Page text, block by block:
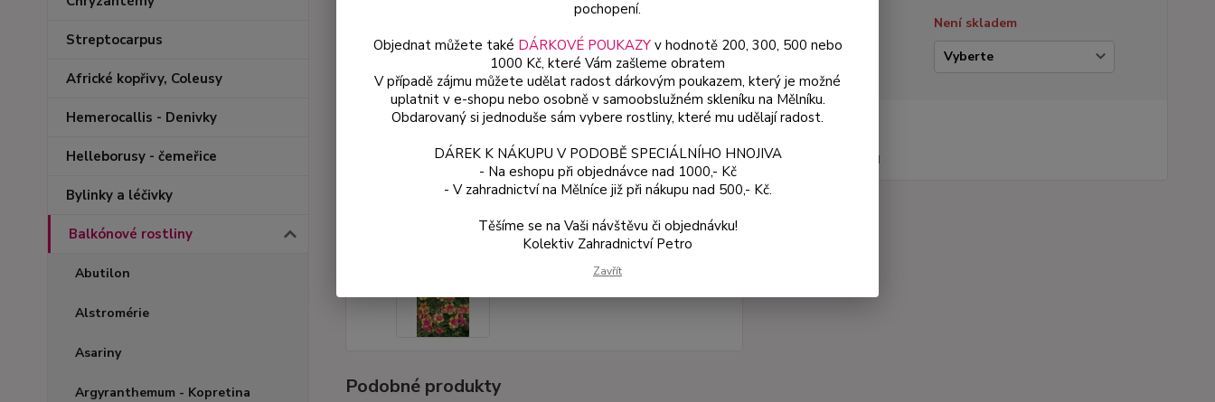
Streptocarpus
Africké kopřivy, Coleusy
Hemerocallis - Denivky
Helleborusy - čemeřice
Bylinky a léčivky
Balkónové rostliny
Abutilon
Alstromérie
Asariny
Argyranthemum - Kopretina
Není skladem
cena od
bez DPH
Podobné produkty
pochopení.
Objednat můžete také DÁRKOVÉ POUKAZYv hodnotě 200, 300, 500 nebo
1000 Kč, které Vám zašleme obratem
V případě zájmu můžete udělat radost dárkovým poukazem, který je možné
uplatnit v e-shopu nebo osobně v samoobslužném skleníku na Mělníku.
Obdarovaný si jednoduše sám vybere rostliny, které mu udělají radost.
DÁREK K NÁKUPU V PODOBĚ SPECIÁLNÍHO HNOJIVA
- Na eshopu při objednávce nad 1000,- Kč
- V zahradnictví na Mělníce již při nákupu nad 500,- Kč.
Těšíme se na Vaši návštěvu či objednávku!
Kolektiv Zahradnictví Petro
Zavřít